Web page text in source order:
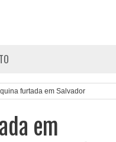
furtada em Salvador
em